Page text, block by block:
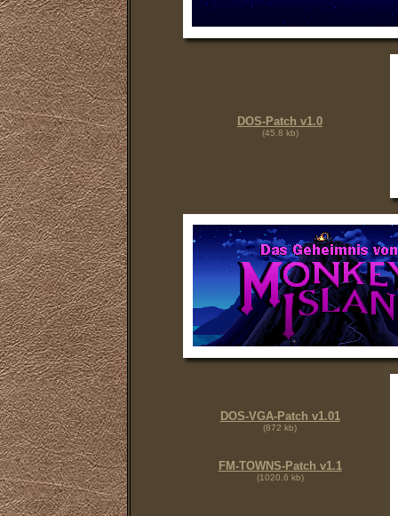
DOS-Patch v1.0
(45.8 kb)
DOS-VGA-Patch v1.01
(872 kb)
FM-TOWNS-Patch v1.1
(1020.6 kb)